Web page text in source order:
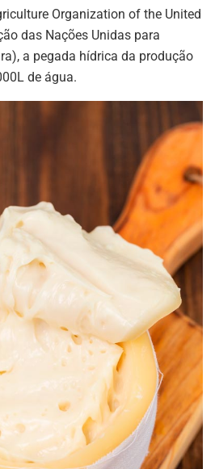
Organization of the United
das Nações Unidas para
a pegada hídrica da produção
de água.